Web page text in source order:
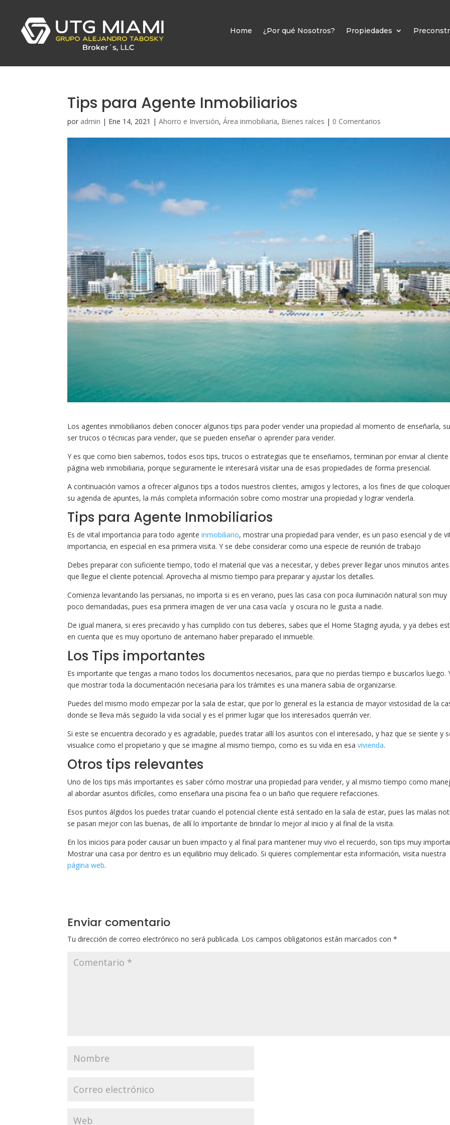
Home ¿Por qué Nosotros? Propiedades
Tips para Agente Inmobiliarios
por admin | Ene 14, 2021 |Ahorro e Inversión,Área inmobiliaria, Bienes raíces | 0 Comentarios
Los agentes inmobiliarios deben conocer algunos tips para poder vender una propiedad al momento de enseñarla,
ser trucos o técnicas para vender, que se pueden enseñar o aprender para vender.
Y es que como bien sabemos, todos esos tips, trucos o estrategias que te enseñamos, terminan por enviar al cliente
página web inmobiliaria, porque seguramente le interesará visitar una de esas propiedades de forma presencial.
A continuación vamos a ofrecer algunos tips a todos nuestros clientes, amigos y lectores, a los fines de que
su agenda de apuntes, la más completa información sobre como mostrar una propiedad y lograr venderla.
Tips para Agente Inmobiliarios
Es de vital importancia para todo agenteinmobiliario, mostrar una propiedad para vender, es un paso esencial y de
importancia, en especial en esa primera visita. Y se debe considerar como una especie de reunión de trabajo
Debes preparar con suficiente tiempo, todo el material que vas a necesitar, y debes prever llegar unos minutos antes
que llegue el cliente potencial. Aprovecha al mismo tiempo para preparar y ajustar los detalles.
Comienza levantando las persianas, no importa si es en verano, pues las casa con poca iluminación natural son muy
poco demandadas, pues esa primera imagen de ver una casa vacía y oscura no le gusta a nadie.
De igual manera, si eres precavido y has cumplido con tus deberes, sabes que el Home Staging ayuda, y ya debes
en cuenta que es muy oportuno de antemano haber preparado el inmueble.
Los Tips importantes
Es importante que tengas a mano todos los documentos necesarios, para que no pierdas tiempo e buscarlos luego.
que mostrar toda la documentación necesaria para los trámites es una manera sabia de organizarse.
Puedes del mismo modo empezar por la sala de estar, que por lo general es la estancia de mayor vistosidad de la
donde se lleva más seguido la vida social y es el primer lugar que los interesados querrán ver.
Si este se encuentra decorado y es agradable, puedes tratar allí los asuntos con el interesado, y haz que se siente y
visualice como el propietario y que se imagine al mismo tiempo, como es su vida en esavivienda.
Otros tips relevantes
Uno de los tips más importantes es saber cómo mostrar una propiedad para vender, y al mismo tiempo como
al abordar asuntos difíciles, como enseñara una piscina fea o un baño que requiere refacciones.
Esos puntos álgidos los puedes tratar cuando el potencial cliente está sentado en la sala de estar, pues las malas
se pasan mejor con las buenas, de allí lo importante de brindar lo mejor al inicio y al final de la visita.
En los inicios para poder causar un buen impacto y al final para mantener muy vivo el recuerdo, son tips muy
Mostrar una casa por dentro es un equilibrio muy delicado. Si quieres complementar esta información, visita nuestra
página web.
Enviar comentario
Tu dirección de correo electrónico no será publicada. Los campos obligatorios están marcados con*